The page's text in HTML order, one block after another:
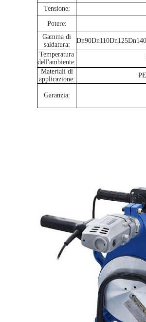
Tensione:
Potere:
Gamma di
saldatura:
Temperatura
dell'ambiente:
Materiali di
applicazione:
Garanzia: